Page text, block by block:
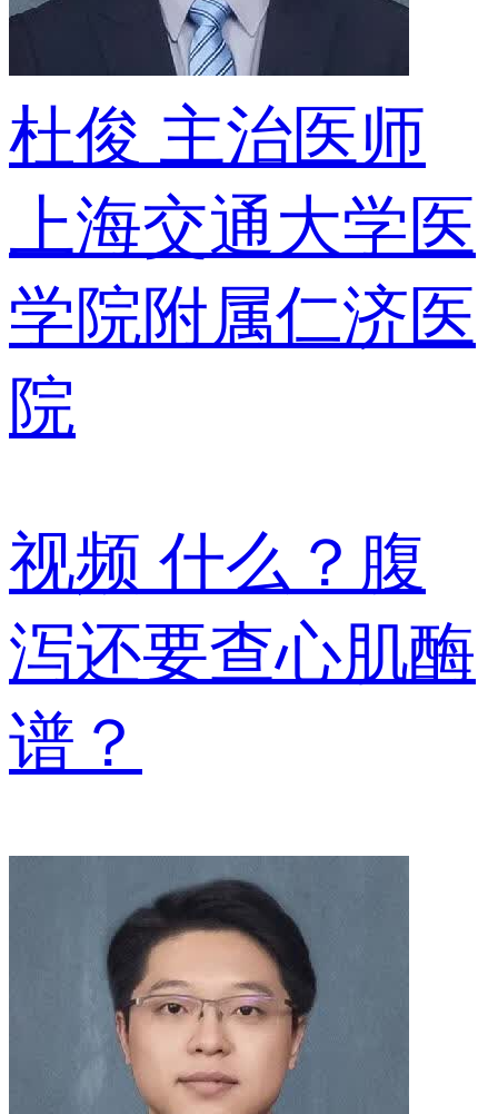
杜俊 主治医师
上海交通大学医
学院附属仁济医
院
视频 什么？腹
泻还要查心肌酶
谱？